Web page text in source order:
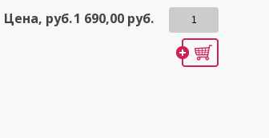
Цена, руб.1 690,00 руб.